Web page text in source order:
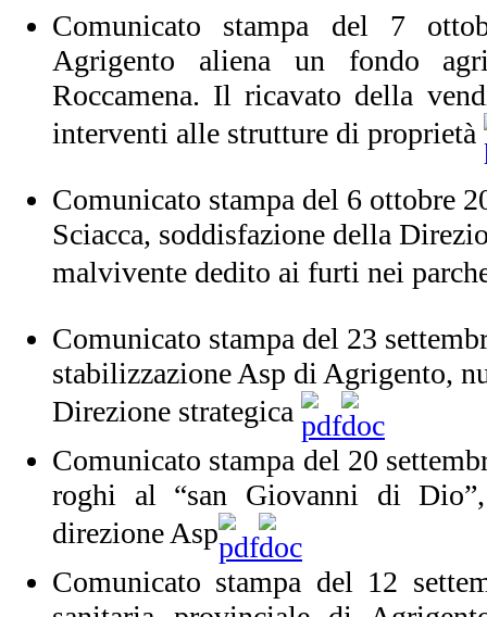
Comunicato stampa del 7
Agrigento aliena un fondo
Roccamena. Il ricavato della
interventi alle strutture di proprietà
Comunicato stampa del 6 ottobre
Sciacca, soddisfazione della
malvivente dedito ai furti nei
Comunicato stampa del 23
stabilizzazione Asp di Agrigento,
Direzione strategica
Comunicato stampa del 20
roghi al “san Giovanni di
direzione Asp
Comunicato stampa del 12